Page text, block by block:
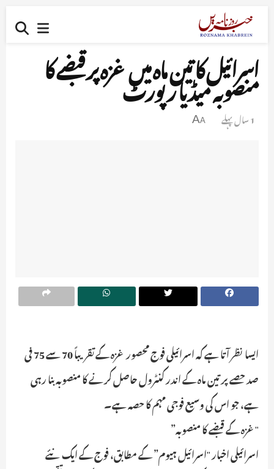
اسرائیل کا تین ماہ میں غزہ پر قبضے کا
منصوبہ میڈیا رپورٹ
1 سال پہلے A
A
ایسا نظر آتا ہے کہ اسرائیلی فوج محصور غزہ کے تقریباً 70 سے 75 فی
صد حصے پر تین ماہ کے اندر کنٹرول حاصل کرنے کا منصوبہ بنا رہی
ہے، جو اس کی وسیع فوجی مہم کا حصہ ہے۔
"غزہ کے قبضے کا منصوبہ”
اسرائیلی اخبار "اسرائیل ہیوم” کے مطابق، فوج کے ایک نئے